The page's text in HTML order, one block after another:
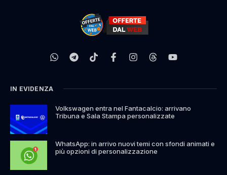
IN EVIDENZA
Volkswagen entra nel Fantacalcio: arrivano
Tribuna e Sala Stampa personalizzate
WhatsApp: in arrivo nuovi temi con sfondi animati e
più opzioni di personalizzazione